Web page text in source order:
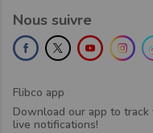
Nous suivre
Flibco app
Download our app to
live notifications!